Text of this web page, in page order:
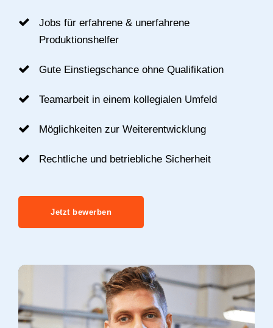
Jobs für erfahrene & unerfahrene
Produktionshelfer
Gute Einstiegschance ohne Qualifikation
Teamarbeit in einem kollegialen Umfeld
Möglichkeiten zur Weiterentwicklung
Rechtliche und betriebliche Sicherheit
Jetzt bewerben